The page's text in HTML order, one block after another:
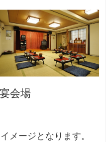
宴会場
メージとなります。